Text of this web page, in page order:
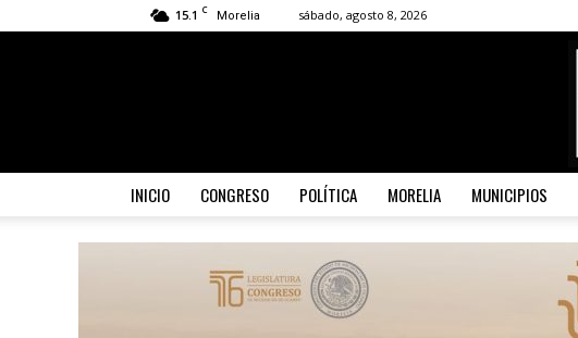
15.1 C Morelia sábado, agosto 8, 2026
INICIO CONGRESO POLÍTICA MORELIA MUNICIPIOS